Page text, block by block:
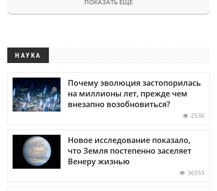
НАУКА
Почему эволюция застопорилась
на миллионы лет, прежде чем
внезапно возобновиться?
2536
Новое исследование показало,
что Земля постепенно заселяет
Венеру жизнью
36553